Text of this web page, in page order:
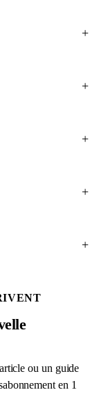
+
+
+
+
+
ou un guide
en 1